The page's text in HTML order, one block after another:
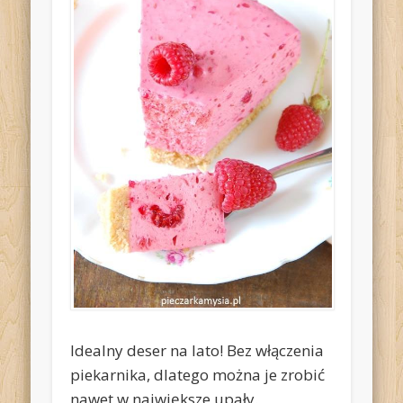
Idealny deser na lato! Bez włączenia
piekarnika, dlatego można je zrobić